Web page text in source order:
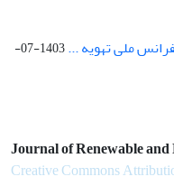
ملی تهویه ...
1403-07-
Journal of Renewable
Creative Commons